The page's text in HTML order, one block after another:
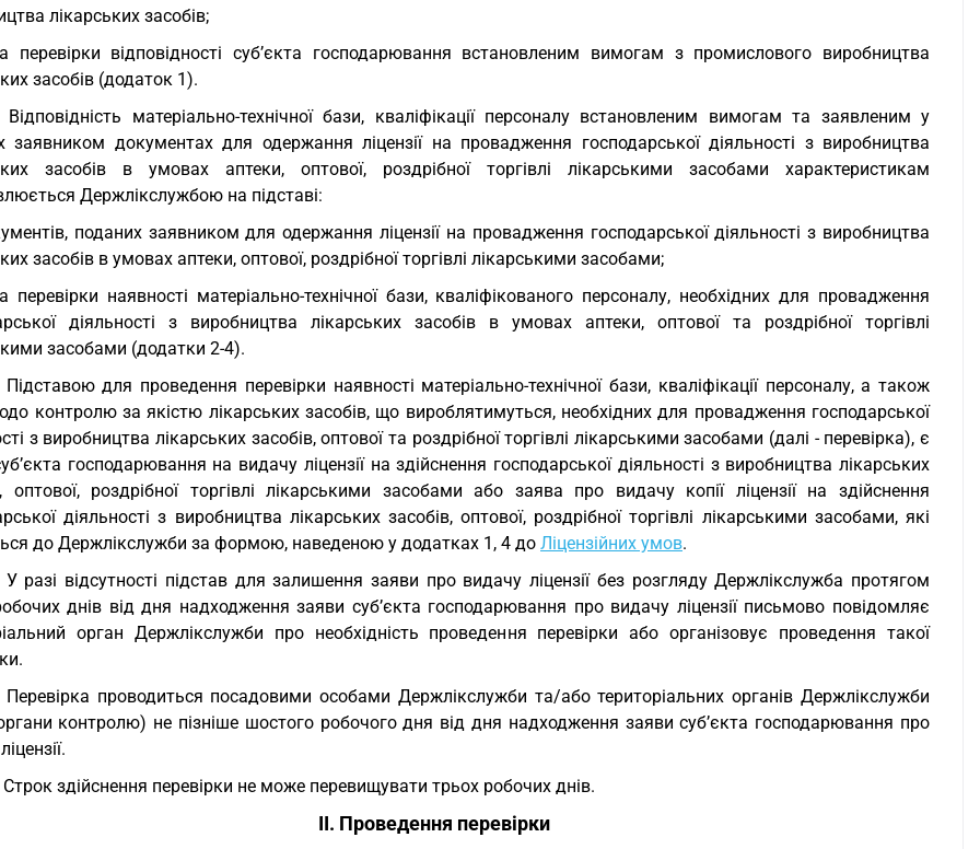
лікарських засобів;
перевірки відповідності суб’єкта господарювання встановленим вимогам з промислового виробництва
засобів (додаток 1).
Відповідність матеріально-технічної бази, кваліфікації персоналу встановленим вимогам та заявленим у
заявником документах для одержання ліцензії на провадження господарської діяльності з виробництва
засобів в умовах аптеки, оптової, роздрібної торгівлі лікарськими засобами характеристикам
Держлікслужбою на підставі:
поданих заявником для одержання ліцензії на провадження господарської діяльності з виробництва
засобів в умовах аптеки, оптової, роздрібної торгівлі лікарськими засобами;
перевірки наявності матеріально-технічної бази, кваліфікованого персоналу, необхідних для провадження
діяльності з виробництва лікарських засобів в умовах аптеки, оптової та роздрібної торгівлі
засобами (додатки 2-4).
Підставою для проведення перевірки наявності матеріально-технічної бази, кваліфікації персоналу, а також
контролю за якістю лікарських засобів, що вироблятимуться, необхідних для провадження господарської
з виробництва лікарських засобів, оптової та роздрібної торгівлі лікарськими засобами (далі - перевірка), є
господарювання на видачу ліцензії на здійснення господарської діяльності з виробництва лікарських
оптової, роздрібної торгівлі лікарськими засобами або заява про видачу копії ліцензії на здійснення
діяльності з виробництва лікарських засобів, оптової, роздрібної торгівлі лікарськими засобами, які
до Держлікслужби за формою, наведеною у додатках 1, 4 до Ліцензійних умов.
У разі відсутності підстав для залишення заяви про видачу ліцензії без розгляду Держлікслужба протягом
днів від дня надходження заяви суб’єкта господарювання про видачу ліцензії письмово повідомляє
орган Держлікслужби про необхідність проведення перевірки або організовує проведення такої
Перевірка проводиться посадовими особами Держлікслужби та/або територіальних органів Держлікслужби
контролю) не пізніше шостого робочого дня від дня надходження заяви суб’єкта господарювання про
Строк здійснення перевірки не може перевищувати трьох робочих днів.
ІІ. Проведення перевірки